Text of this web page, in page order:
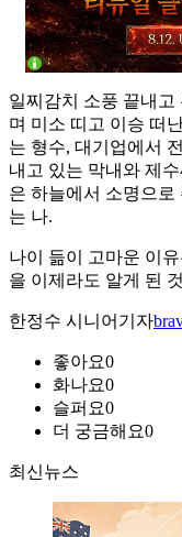
일찌감치 소풍 끝내
며 미소 띠고 이승 떠
는 형수, 대기업에서
내고 있는 막내와 제
은 하늘에서 소명으로
는 나.
나이 듦이 고마운 이
을 이제라도 알게 된
한정수 시니어기자
좋아요0
화나요0
슬퍼요0
더 궁금해요0
최신뉴스